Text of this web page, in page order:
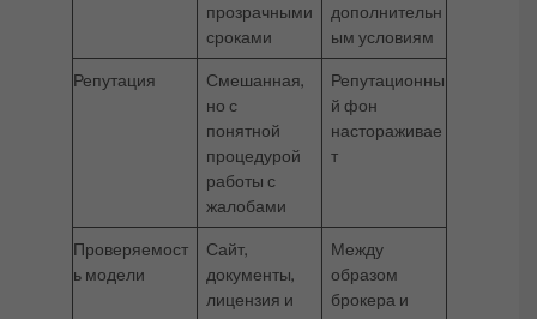
прозрачными
сроками
дополнительн
ым условиям
Репутация
Смешанная,
но с
понятной
процедурой
работы с
жалобами
Репутационны
й фон
настораживае
т
Проверяемост
ь модели
Сайт,
документы,
лицензия и
Между
образом
брокера и